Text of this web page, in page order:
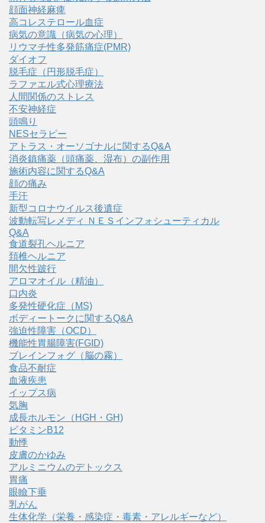
顔面神経麻痺
高コレステロール血症
病気の意識（病気の心理）
リウマチ性多発筋痛症(PMR)
ダイオフ
脱毛症（円形脱毛症）
ラファエル式心理療法
人間関係のストレス
不安神経症
頭鳴り
NESセラピー
アトラス・オーソゴナルに関するQ&A
消炎鎮痛薬（頭痛薬、湿布）の副作用
施術内容に関するQ&A
顔の痛み
手汗
新型コロナウイルス後遺症
波動転写レメディ ＮＥＳインフォシューティカル
Q&A
食道裂孔ヘルニア
頚椎ヘルニア
間欠性跛行
アロマオイル（精油）
口内炎
多発性硬化症（MS)
ボディートークに関するQ&A
強迫性障害（OCD）
機能性胃腸障害(FGID)
ブレインフォグ（脳の霧）
食品不耐症
血液疾患
イップス病
気胸
成長ホルモン（HGH・GH)
ビタミンB12
動悸
皮膚のかゆみ
アルミニウムのデトックス
胃痛
眼瞼下垂
乳がん
生体化学（栄養・感染症・毒素・アレルギーなど）